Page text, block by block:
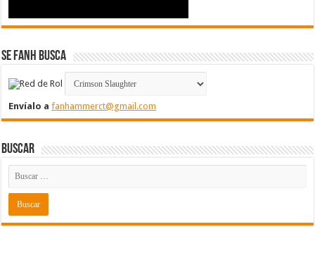
Se FanH Busca
Envíalo afanhammerct@gmail.com
Buscar